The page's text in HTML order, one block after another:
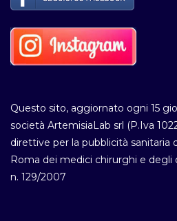
Questo sito, aggiornato ogni 15
società ArtemisiaLab srl (P.Iva
direttive per la pubblicità sanitaria
Roma dei medici chirurghi e degli
n. 129/2007